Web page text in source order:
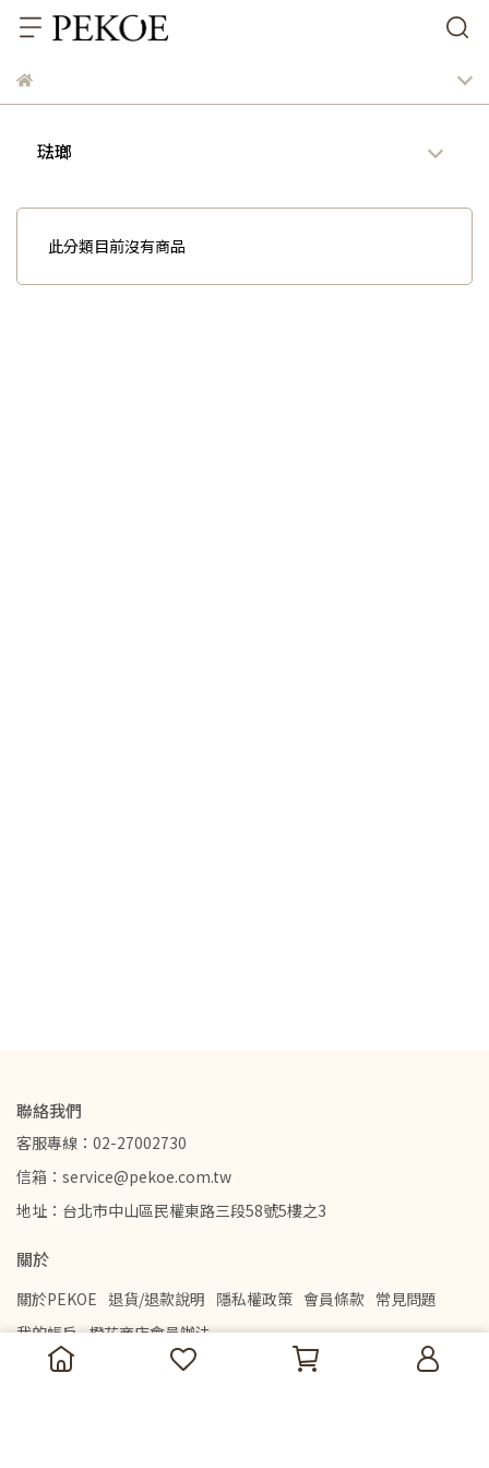
琺瑯
此分類目前沒有商品
聯絡我們
客服專線：02-27002730
信箱：service@pekoe.com.tw
地址：台北市中山區民權東路三段58號5樓之3
關於
關於PEKOE 退貨/退款說明 隱私權政策 會員條款 常見問題
我的帳戶 橙花商店會員辦法